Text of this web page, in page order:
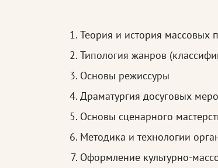
Теория и история массовых
Типология жанров
Основы режиссуры
Драматургия досуговых
Основы сценарного
Методика и технологии
Оформление культурно-